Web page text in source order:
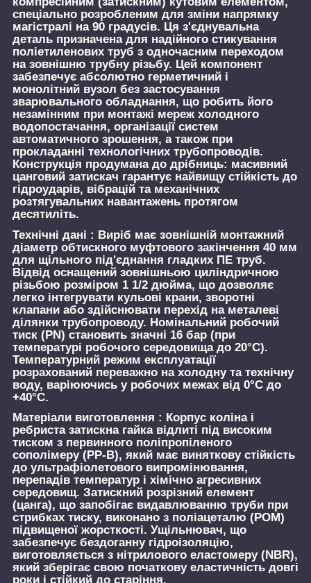
спеціально розробленим для зміни напрямку
магістралі на 90 градусів. Ця з'єднувальна
деталь призначена для надійного стикування
поліетиленових труб з одночасним переходом
на зовнішню трубну різьбу. Цей компонент
забезпечує абсолютно герметичний і
монолітний вузол без застосування
зварювального обладнання, що робить його
незамінним при монтажі мереж холодного
водопостачання, організації систем
автоматичного зрошення, а також при
прокладанні технологічних трубопроводів.
Конструкція продумана до дрібниць: масивний
цанговий затискач гарантує найвищу стійкість до
гідроударів, вібрацій та механічних
розтягувальних навантажень протягом
десятиліть.
Технічні дані : Виріб має зовнішній монтажний
діаметр обтискного муфтового закінчення 40 мм
для щільного під'єднання гладких ПЕ труб.
Відвід оснащений зовнішньою циліндричною
різьбою розміром 1 1/2 дюйма, що дозволяє
легко інтегрувати кульові крани, зворотні
клапани або здійснювати перехід на металеві
ділянки трубопроводу. Номінальний робочий
тиск (PN) становить значні 16 бар (при
температурі робочого середовища до 20°C).
Температурний режим експлуатації
розрахований переважно на холодну та технічну
воду, варіюючись у робочих межах від 0°C до
+40°C.
Матеріали виготовлення : Корпус коліна і
ребриста затискна гайка відлиті під високим
тиском з первинного поліпропіленого
сополімеру (PP-B), який має виняткову стійкість
до ультрафіолетового випромінювання,
перепадів температур і хімічно агресивних
середовищ. Затискний розрізний елемент
(цанга), що запобігає видавлюванню труби при
стрибках тиску, виконано з поліацеталю (POM)
підвищеної жорсткості. Ущільнювач, що
забезпечує бездоганну гідроізоляцію,
виготовляється з нітрилового еластомеру (NBR),
який зберігає свою початкову еластичність довгі
роки і стійкий до старіння.